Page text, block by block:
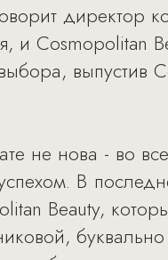
директор
и Cosmopolitan
выпустив
не нова - во
В
Beauty,
буквально